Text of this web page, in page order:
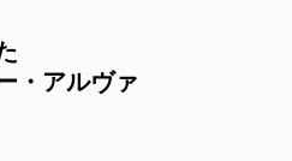
・アルヴァ